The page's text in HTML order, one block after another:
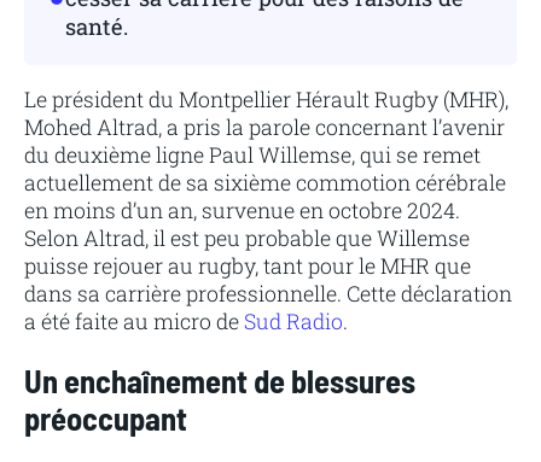
santé.
Le président du Montpellier Hérault Rugby (MHR),
Mohed Altrad, a pris la parole concernant l’avenir
du deuxième ligne Paul Willemse, qui se remet
actuellement de sa sixième commotion cérébrale
en moins d’un an, survenue en octobre 2024.
Selon Altrad, il est peu probable que Willemse
puisse rejouer au rugby, tant pour le MHR que
dans sa carrière professionnelle. Cette déclaration
a été faite au micro de Sud Radio.
Un enchaînement de blessures
préoccupant